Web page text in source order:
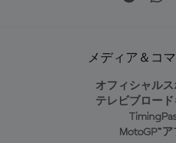
メディア＆コ
オフィシャル
テレビブロード
MotoGP™ア